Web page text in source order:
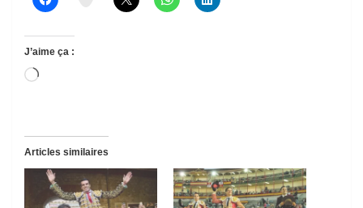
J’aime ça :
Chargement…
Articles similaires